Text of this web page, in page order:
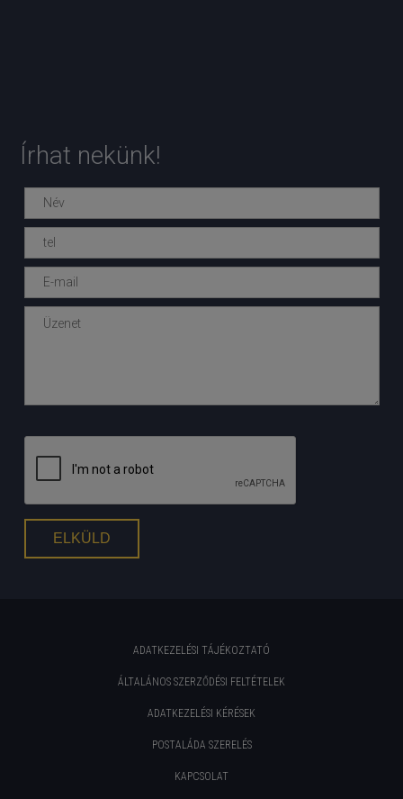
Írhat nekünk!
ADATKEZELÉSI TÁJÉKOZTATÓ
ÁLTALÁNOS SZERZŐDÉSI FELTÉTELEK
ADATKEZELÉSI KÉRÉSEK
POSTALÁDA SZERELÉS
KAPCSOLAT